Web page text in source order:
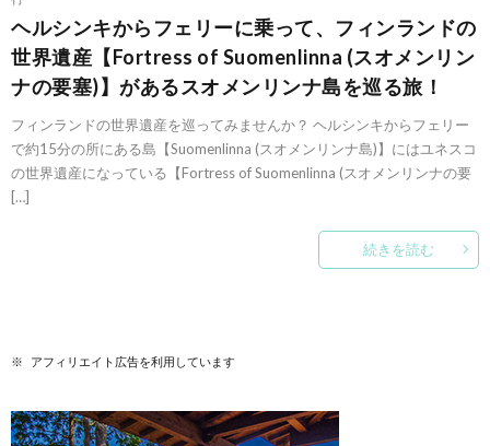
ヘルシンキからフェリーに乗って、フィンランドの
世界遺産【Fortress of Suomenlinna (スオメンリン
ナの要塞)】があるスオメンリンナ島を巡る旅！
フィンランドの世界遺産を巡ってみませんか？ ヘルシンキからフェリー
で約15分の所にある島【Suomenlinna (スオメンリンナ島)】にはユネスコ
の世界遺産になっている【Fortress of Suomenlinna (スオメンリンナの要
[…]
続きを読む
※ アフィリエイト広告を利用しています